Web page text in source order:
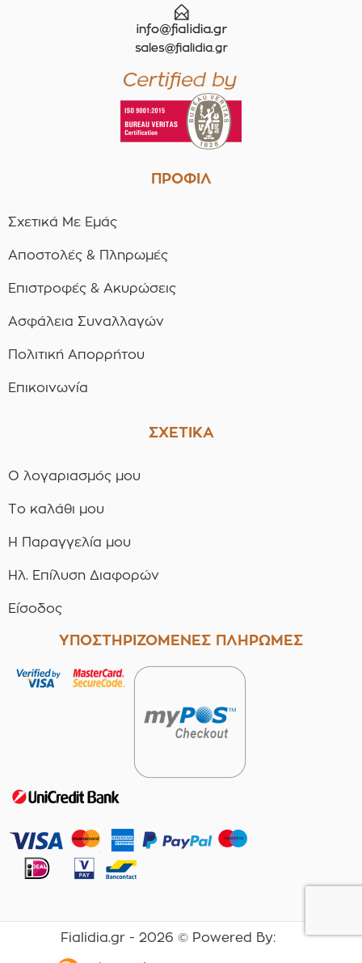
ΠΡΟΦΙΛ
Σχετικά Με Εμάς
Αποστολές & Πληρωμές
Επιστροφές & Ακυρώσεις
Ασφάλεια Συναλλαγών
Πολιτική Απορρήτου
Επικοινωνία
ΣΧΕΤΙΚΑ
Ο λογαριασμός μου
Το καλάθι μου
Η Παραγγελία μου
Ηλ. Επίλυση Διαφορών
Είσοδος
ΥΠΟΣΤΗΡΙΖΟΜΕΝΕΣ ΠΛΗΡΩΜΕΣ
Fialidia.gr - 2026 © Powered By: